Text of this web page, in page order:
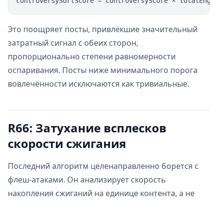
Это поощряет посты, привлёкшие значительный
затратный сигнал с обеих сторон,
пропорционально степени равномерности
оспаривания. Посты ниже минимального порога
вовлечённости исключаются как тривиальные.
R66: Затухание всплесков
скорости сжигания
Последний алгоритм целенаправленно борется с
флеш-атаками. Он анализирует скорость
накопления сжиганий на единице контента, а не